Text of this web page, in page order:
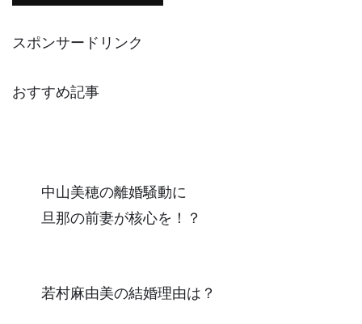
スポンサードリンク
おすすめ記事
中山美穂の離婚騒動に
旦那の前妻が核心を！？
若村麻由美の結婚理由は？